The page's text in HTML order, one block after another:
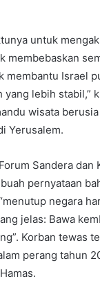
untuk
membebaskan
membantu Israel
lebih stabil,”
wisata
Yerusalem.
Sandera dan
pernyataan
negara
jelas: Bawa
Korban tewas
perang tahun